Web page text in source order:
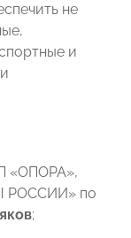
не
и
«ОПОРА»,
РОССИИ» по
;